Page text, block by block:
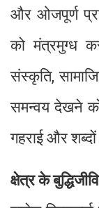
और ओजपूर्ण
को मंत्रमुग्ध
संस्कृति,
समन्वय देखने
गहराई और
क्षेत्र के